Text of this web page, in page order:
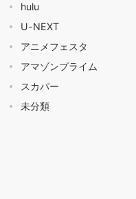
hulu
U-NEXT
アニメフェスタ
アマゾンプライム
スカパー
未分類